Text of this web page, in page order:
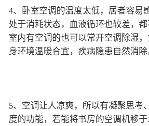
4、卧室空调的温度太低，居者容易
处于消耗状态，血液循环也较差，都
室内有空调的也可以常开空调除湿
身环境温暖合宜，疾病隐患自然消除
5、空调让人凉爽，所以有凝聚思考
度的功能，若能将书房的空调机移